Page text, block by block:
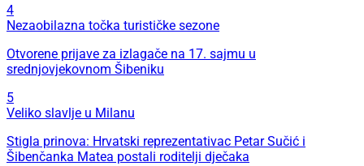
4
Nezaobilazna točka turističke sezone
Otvorene prijave za izlagače na 17. sajmu u
srednjovjekovnom Šibeniku
5
Veliko slavlje u Milanu
Stigla prinova: Hrvatski reprezentativac Petar Sučić i
Šibenčanka Matea postali roditelji dječaka